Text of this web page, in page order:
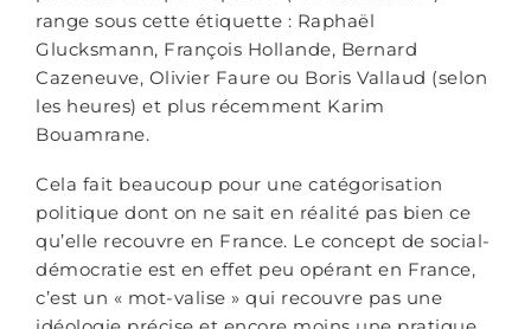
range sous cette étiquette : Raphaël
Glucksmann, François Hollande, Bernard
Cazeneuve, Olivier Faure ou Boris Vallaud (selon
les heures) et plus récemment Karim
Bouamrane.
Cela fait beaucoup pour une catégorisation
politique dont on ne sait en réalité pas bien ce
qu’elle recouvre en France. Le concept de social-
démocratie est en effet peu opérant en France,
c’est un « mot-valise » qui recouvre pas une